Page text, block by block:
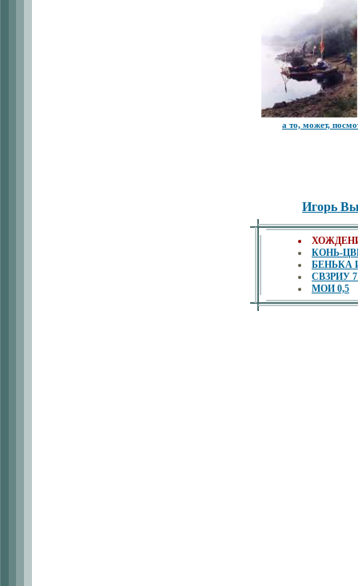
а то, может,
Игорь
КОНЬ-
БЕНЬКА
СВЗРИУ 7
МОИ 0,5